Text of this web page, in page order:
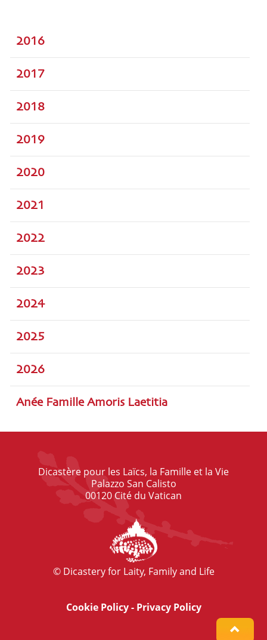
2016
2017
2018
2019
2020
2021
2022
2023
2024
2025
2026
Anée Famille Amoris Laetitia
Dicastère pour les Laïcs, la Famille et la Vie
Palazzo San Calisto
00120 Cité du Vatican
© Dicastery for Laity, Family and Life
Cookie Policy- Privacy Policy